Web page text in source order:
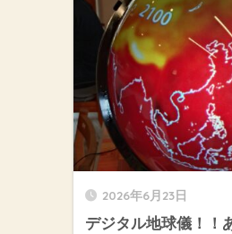
2026年6月23日
デジタル地球儀！！